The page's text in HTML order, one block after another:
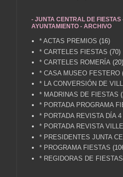
- JUNTA CENTRAL DE FIESTAS
AYUNTAMIENTO - ARCHIVO
* ACTAS PREMIOS (16)
* CARTELES FIESTAS (70)
* CARTELES ROMERÍA (20)
* CASA MUSEO FESTERO
* LA CONVERSIÓN DE
* MADRINAS DE FIESTAS
* PORTADA PROGRAMA
* PORTADA REVISTA DÍA 4
* PORTADA REVISTA
* PRESIDENTES JUNTA
* PROGRAMA FIESTAS
* REGIDORAS DE FIESTAS